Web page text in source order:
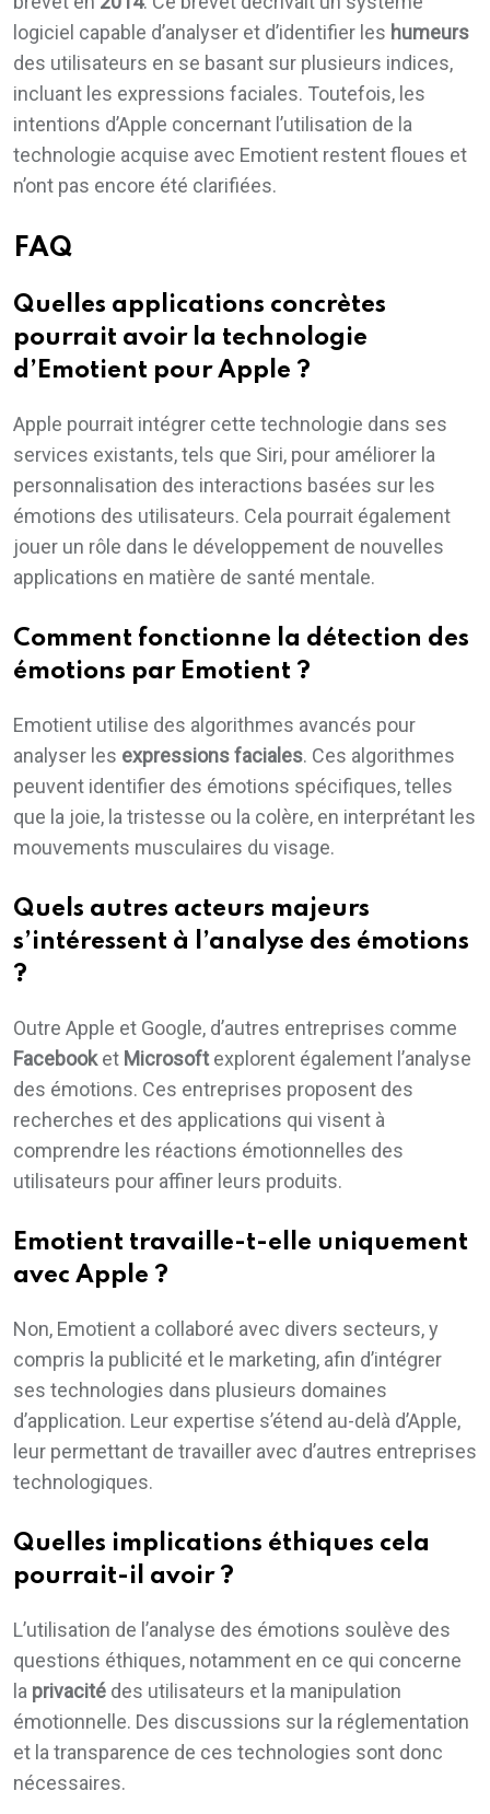
logiciel capable d’analyser et d’identifier les humeurs
des utilisateurs en se basant sur plusieurs indices,
incluant les expressions faciales. Toutefois, les
intentions d’Apple concernant l’utilisation de la
technologie acquise avec Emotient restent floues et
n’ont pas encore été clarifiées.
FAQ
Quelles applications concrètes
pourrait avoir la technologie
d’Emotient pour Apple ?
Apple pourrait intégrer cette technologie dans ses
services existants, tels que Siri, pour améliorer la
personnalisation des interactions basées sur les
émotions des utilisateurs. Cela pourrait également
jouer un rôle dans le développement de nouvelles
applications en matière de santé mentale.
Comment fonctionne la détection des
émotions par Emotient ?
Emotient utilise des algorithmes avancés pour
analyser les expressions faciales. Ces algorithmes
peuvent identifier des émotions spécifiques, telles
que la joie, la tristesse ou la colère, en interprétant les
mouvements musculaires du visage.
Quels autres acteurs majeurs
s’intéressent à l’analyse des émotions
?
Outre Apple et Google, d’autres entreprises comme
Facebooket Microsoftexplorent également l’analyse
des émotions. Ces entreprises proposent des
recherches et des applications qui visent à
comprendre les réactions émotionnelles des
utilisateurs pour affiner leurs produits.
Emotient travaille-t-elle uniquement
avec Apple ?
Non, Emotient a collaboré avec divers secteurs, y
compris la publicité et le marketing, afin d’intégrer
ses technologies dans plusieurs domaines
d’application. Leur expertise s’étend au-delà d’Apple,
leur permettant de travailler avec d’autres entreprises
technologiques.
Quelles implications éthiques cela
pourrait-il avoir ?
L’utilisation de l’analyse des émotions soulève des
questions éthiques, notamment en ce qui concerne
la privacité des utilisateurs et la manipulation
émotionnelle. Des discussions sur la réglementation
et la transparence de ces technologies sont donc
nécessaires.